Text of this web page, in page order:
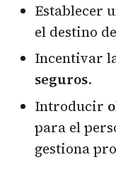
Establecer
el destino
Incentivar
seguros.
Introducir
para el
gestiona